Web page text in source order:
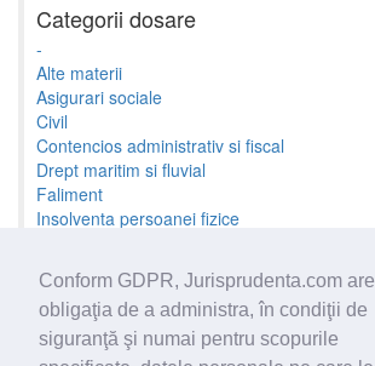
Conform GDPR, Jurisprudenta.com are
obligaţia de a administra, în condiţii de
siguranţă şi numai pentru scopurile
Categorii dosare
-
Alte materii
Asigurari sociale
Civil
Contencios administrativ si fiscal
Drept maritim si fluvial
Faliment
Insolventa persoanei fizice
Minori si familie
Penal
Proprietate Intelectuala